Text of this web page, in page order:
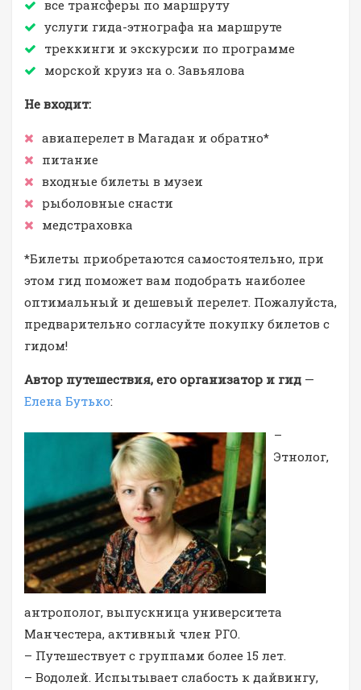
все трансферы по маршруту
услуги гида-этнографа на маршруте
треккинги и экскурсии по программе
морской круиз на о. Завьялова
Не входит:
авиаперелет в Магадан и обратно*
питание
входные билеты в музеи
рыболовные снасти
медстраховка
*Билеты приобретаются самостоятельно, при
этом гид поможет вам подобрать наиболее
оптимальный и дешевый перелет. Пожалуйста,
предварительно согласуйте покупку билетов с
гидом!
Автор путешествия, его организатор и гид —
Елена Бутько:
–
Этнолог,
антрополог, выпускница университета
Манчестера, активный член РГО.
– Путешествует с группами более 15 лет.
– Водолей. Испытывает слабость к дайвингу,